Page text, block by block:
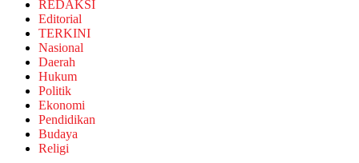
REDAKSI
Editorial
TERKINI
Nasional
Daerah
Hukum
Politik
Ekonomi
Pendidikan
Budaya
Religi